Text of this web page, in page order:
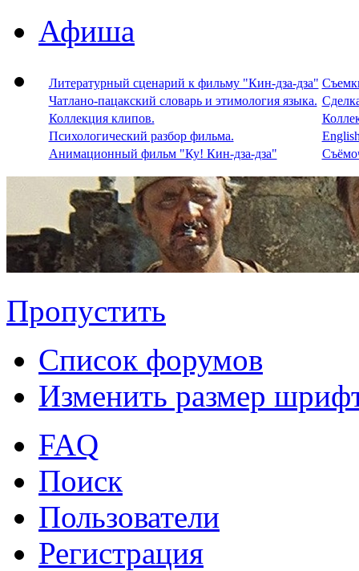
Афиша
Литературный сценарий к фильму "Кин-дза-дза"
Чатлано-пацакский словарь и этимология языка.
Коллекция клипов.
Психологический разбор фильма.
Анимационный фильм "Ку! Кин-дза-дза"
Пропустить
Список форумов
Изменить размер
FAQ
Поиск
Пользователи
Регистрация